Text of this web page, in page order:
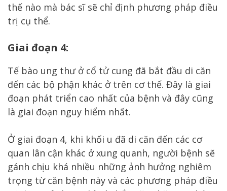
thế nào mà bác sĩ sẽ chỉ định phương pháp điều
trị cụ thể.
Giai đoạn 4:
Tế bào ung thư ở cổ tử cung đã bắt đầu di căn
đến các bộ phận khác ở trên cơ thể. Đây là giai
đoạn phát triển cao nhất của bệnh và đây cũng
là giai đoạn nguy hiểm nhất.
Ở giai đoạn 4, khi khối u đã di căn đến các cơ
quan lân cận khác ở xung quanh, người bệnh sẽ
gánh chịu khá nhiều những ảnh hưởng nghiêm
trọng từ căn bệnh này và các phương pháp điều